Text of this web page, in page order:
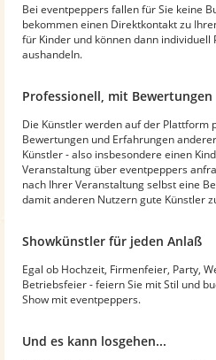
Bei eventpeppers fallen für Sie keine
bekommen einen Direktkontakt zu
für Kinder und können dann
aushandeln.
Professionell, mit Bewertungen
Die Künstler werden auf der Plattform
Bewertungen und Erfahrungen
Künstler - also insbesondere einen
Veranstaltung über eventpeppers
nach Ihrer Veranstaltung selbst eine
damit anderen Nutzern gute Künstler
Showkünstler für jeden Anlaß
Egal ob Hochzeit, Firmenfeier, Party,
Betriebsfeier - feiern Sie mit Stil und
Show mit eventpeppers.
Und es kann losgehen...